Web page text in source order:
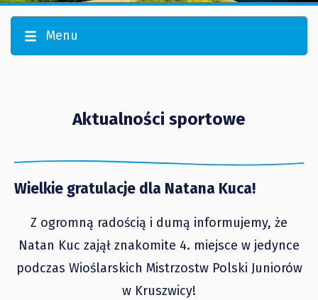
Menu
Aktualności sportowe
Wielkie gratulacje dla Natana Kuca!
Z ogromną radością i dumą informujemy, że
Natan Kuc zajął znakomite 4. miejsce w jedynce
podczas Wioślarskich Mistrzostw Polski Juniorów
w Kruszwicy!